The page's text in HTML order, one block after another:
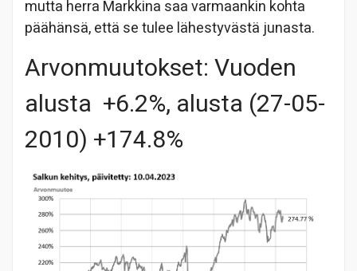
mutta herra Markkina saa varmaankin kohta
päähänsä, että se tulee lähestyvästä junasta.
Arvonmuutokset: Vuoden
alusta +6.2%, alusta (27-05-
2010) +174.8%